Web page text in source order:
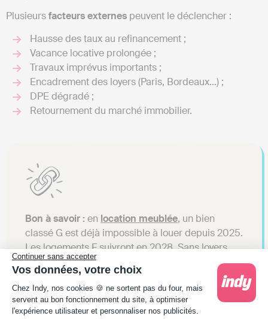
Continuer sans accepter
Vos données, votre choix
Plateforme de Gestion du Consentement :
Chez Indy, nos cookies 🍪 ne sortent pas du four, mais
servent au bon fonctionnement du site, à optimiser
l'expérience utilisateur et personnaliser nos publicités.
Plusieursfacteurs externes peuvent le déclencher :
Hausse des taux au refinancement ;
Vacance locative prolongée ;
Travaux imprévus importants ;
Encadrement des loyers (Paris, Bordeaux…) ;
DPE dégradé ;
Retournement du marché immobilier.
Bon à savoir : en location meublée, un bien
classé G est déjà impossible à louer depuis 2025.
Les logements F suivront en 2028. Sans loyers
pour couvrir les mensualités, l’effet de massue se
déclenche immédiatement.